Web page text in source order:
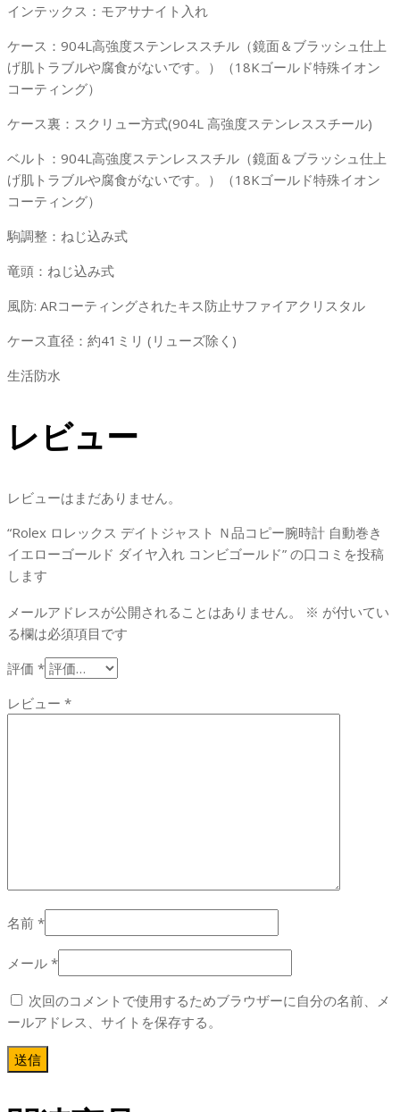
インテックス：モアサナイト入れ
ケース：904L高強度ステンレススチル（鏡面＆ブラッシュ仕上
げ肌トラブルや腐食がないです。）（18Kゴールド特殊イオン
コーティング）
ケース裏：スクリュー方式(904L 高強度ステンレススチール)
ベルト：904L高強度ステンレススチル（鏡面＆ブラッシュ仕上
げ肌トラブルや腐食がないです。）（18Kゴールド特殊イオン
コーティング）
駒調整：ねじ込み式
竜頭：ねじ込み式
風防: ARコーティングされたキス防止サファイアクリスタル
ケース直径：約41ミリ (リューズ除く)
生活防水
レビュー
レビューはまだありません。
“Rolex ロレックス デイトジャスト Ｎ品コピー腕時計 自動巻き
イエローゴールド ダイヤ入れ コンビゴールド” の口コミを投稿
します
メールアドレスが公開されることはありません。 ※ が付いてい
る欄は必須項目です
評価 *
レビュー *
名前 *
メール *
次回のコメントで使用するためブラウザーに自分の名前、メ
ールアドレス、サイトを保存する。